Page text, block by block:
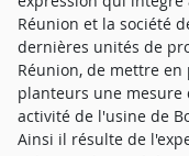
Réunion et la société
dernières unités de
Réunion, de mettre
planteurs une
activité de l'usine de
Ainsi il résulte de